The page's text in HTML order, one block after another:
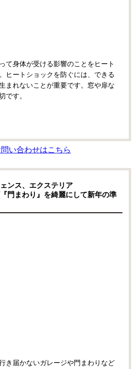
て身体が受ける影響のことをヒート
ヒートショックを防ぐには、できる
まれないことが重要です。窓や扉な
です。
ンス、エクステリア
『門まわり』を綺麗にして新年の準
き届かないガレージや門まわりなど